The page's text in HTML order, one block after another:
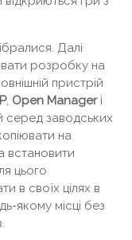
Далі
розробку на
пристрій
, Open Managerі
серед заводських
на
встановити
цього
в своїх цілях в
якому місці без